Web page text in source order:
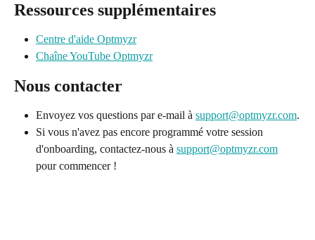
Ressources supplémentaires
Centre d'aide Optmyzr
Chaîne YouTube Optmyzr
Nous contacter
Envoyez vos questions par e-mail à support@optmyzr.com.
Si vous n'avez pas encore programmé votre session
d'onboarding, contactez-nous à support@optmyzr.com
pour commencer !